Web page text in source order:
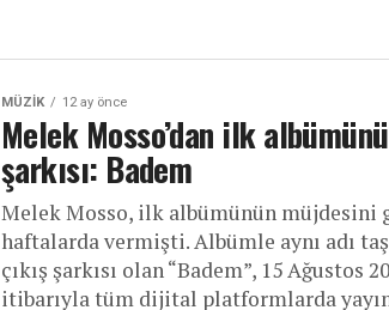
MÜZIK 12 ay önce
Melek Mosso’dan ilk
şarkısı: Badem
Melek Mosso, ilk albümünün müjdesini
haftalarda vermişti. Albümle aynı adı
çıkış şarkısı olan “Badem”, 15 Ağustos
itibarıyla tüm dijital platformlarda